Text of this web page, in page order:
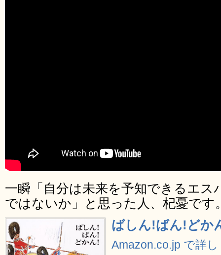
一瞬「自分は未来を予知できるエ
ではないか」と思った人、杞憂です
ばしん!ばん!どか
Amazon.co.jp で詳